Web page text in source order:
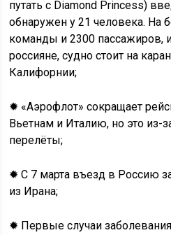
путать с Diamond Princess)
обнаружен у 21 человека. На
команды и 2300 пассажиров,
россияне, судно стоит на
Калифорнии;
✹ «Аэрофлот» сокращает
Вьетнам и Италию, но это из-
перелёты;
✹ С 7 марта въезд в Россию
из Ирана;
✹ Первые случаи